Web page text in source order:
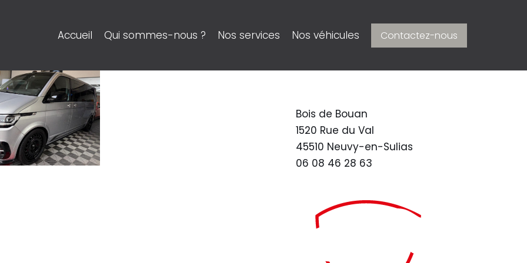
Accueil Qui sommes-nous ? Nos services Nos véhicules Contactez-nous
Bois de Bouan
1520 Rue du Val
45510 Neuvy-en-Sulias
06 08 46 28 63